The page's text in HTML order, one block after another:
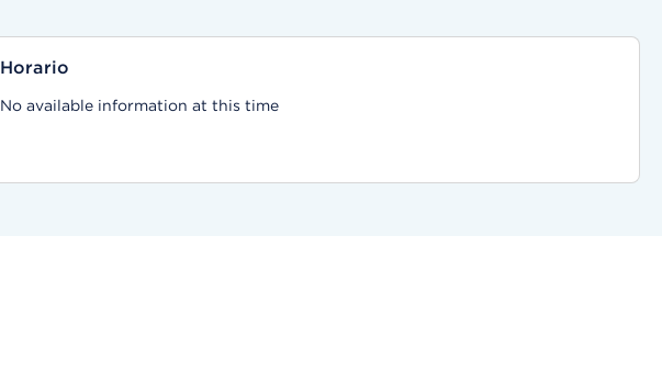
Horario
No available information at this time